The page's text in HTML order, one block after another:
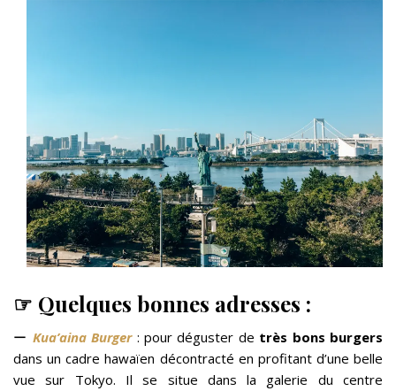
☞ Quelques bonnes adresses :
ー Kua’aina Burger: pour déguster de très bons burgers
dans un cadre hawaïen décontracté en profitant d’une belle
vue sur Tokyo. Il se situe dans la galerie du centre